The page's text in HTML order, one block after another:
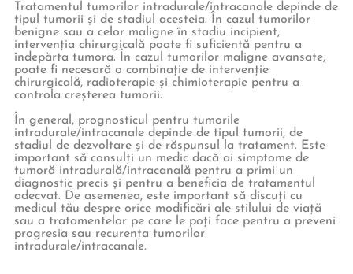
Tratamentul tumorilor intradurale/intracanale depinde de
tipul tumorii și de stadiul acesteia. În cazul tumorilor
benigne sau a celor maligne în stadiu incipient,
intervenția chirurgicală poate fi suficientă pentru a
îndepărta tumora. În cazul tumorilor maligne avansate,
poate fi necesară o combinație de intervenție
chirurgicală, radioterapie și chimioterapie pentru a
controla creșterea tumorii.
În general, prognosticul pentru tumorile
intradurale/intracanale depinde de tipul tumorii, de
stadiul de dezvoltare și de răspunsul la tratament. Este
important să consulți un medic dacă ai simptome de
tumoră intradurală/intracanală pentru a primi un
diagnostic precis și pentru a beneficia de tratamentul
adecvat. De asemenea, este important să discuți cu
medicul tău despre orice modificări ale stilului de viață
sau a tratamentelor pe care le poți face pentru a preveni
progresia sau recurența tumorilor
intradurale/intracanale.